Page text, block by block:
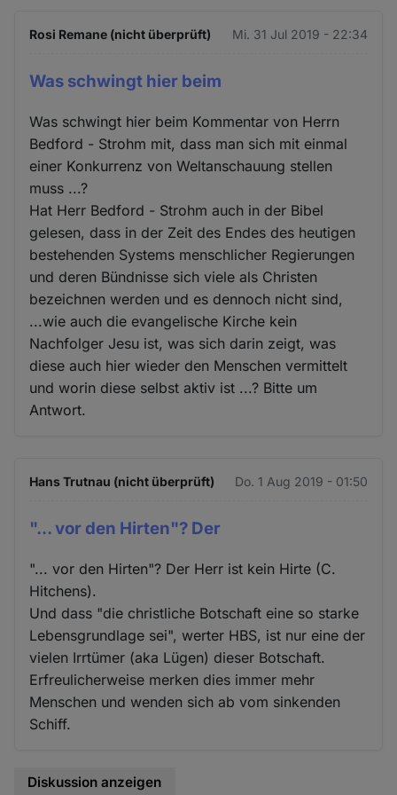
Rosi Remane (nicht überprüft) Mi. 31 Jul 2019 - 22:34
Was schwingt hier beim
Was schwingt hier beim Kommentar von Herrn
Bedford - Strohm mit, dass man sich mit einmal
einer Konkurrenz von Weltanschauung stellen
muss ...?
Hat Herr Bedford - Strohm auch in der Bibel
gelesen, dass in der Zeit des Endes des heutigen
bestehenden Systems menschlicher Regierungen
und deren Bündnisse sich viele als Christen
bezeichnen werden und es dennoch nicht sind,
...wie auch die evangelische Kirche kein
Nachfolger Jesu ist, was sich darin zeigt, was
diese auch hier wieder den Menschen vermittelt
und worin diese selbst aktiv ist ...? Bitte um
Antwort.
Hans Trutnau (nicht überprüft) Do. 1 Aug 2019 - 01:50
"... vor den Hirten"? Der
"... vor den Hirten"? Der Herr ist kein Hirte (C.
Hitchens).
Und dass "die christliche Botschaft eine so starke
Lebensgrundlage sei", werter HBS, ist nur eine der
vielen Irrtümer (aka Lügen) dieser Botschaft.
Erfreulicherweise merken dies immer mehr
Menschen und wenden sich ab vom sinkenden
Schiff.
Diskussion anzeigen